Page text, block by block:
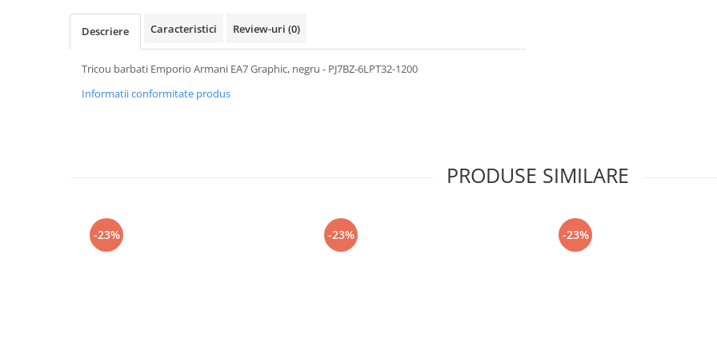
Descriere Caracteristici Review-uri (0)
Tricou barbati Emporio Armani EA7 Graphic, negru - PJ7BZ-6LPT32-1200
Informatii conformitate produs
PRODUSE SIMILARE
-23% -23% -23%